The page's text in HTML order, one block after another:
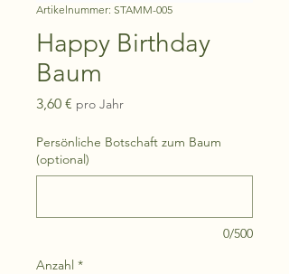
Artikelnummer: STAMM-005
Happy Birthday
Baum
3,60 € Preis
pro Jahr
Persönliche Botschaft zum Baum
(optional)
0/500
Anzahl *